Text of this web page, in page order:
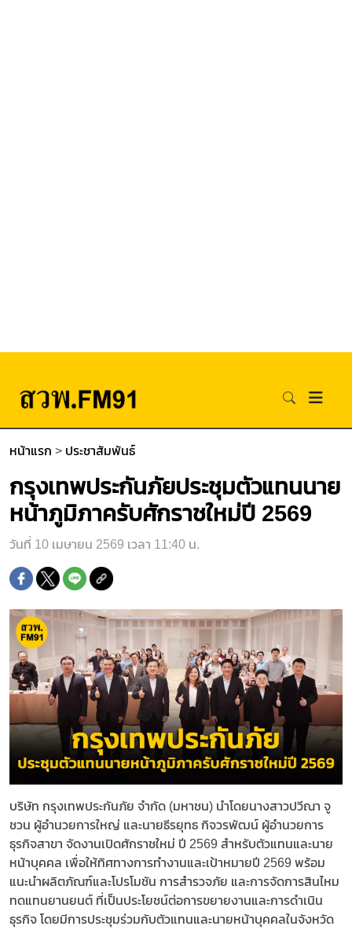
หน้าแรก > ประชาสัมพันธ์
กรุงเทพประกันภัยประชุมตัวแทนนาย
หน้าภูมิภาครับศักราชใหม่ปี 2569
วันที่ 10 เมษายน 2569 เวลา 11:40 น.
บริษัท กรุงเทพประกันภัย จำกัด (มหาชน) นำโดยนางสาวปวีณา จู
ชวน ผู้อำนวยการใหญ่ และนายธีรยุทธ กิจวรพัฒน์ ผู้อำนวยการ
ธุรกิจสาขา จัดงานเปิดศักราชใหม่ ปี 2569 สำหรับตัวแทนและนาย
หน้าบุคคล เพื่อให้ทิศทางการทำงานและเป้าหมายปี 2569 พร้อม
แนะนำผลิตภัณฑ์และโปรโมชัน การสำรวจภัย และการจัดการสินไหม
ทดแทนยานยนต์ ที่เป็นประโยชน์ต่อการขยายงานและการดำเนิน
ธุรกิจ โดยมีการประชุมร่วมกับตัวแทนและนายหน้าบุคคลในจังหวัด